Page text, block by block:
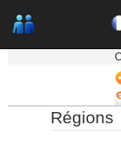
Régions
Portugal
Nord Pas
Pays de la
Picardie
Poitou